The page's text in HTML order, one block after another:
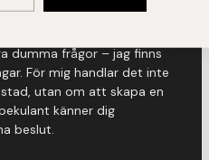
dumma frågor – jag finns
För mig handlar det inte
utan om att skapa en
känner dig
beslut.